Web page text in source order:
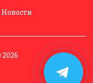
Новости
2026